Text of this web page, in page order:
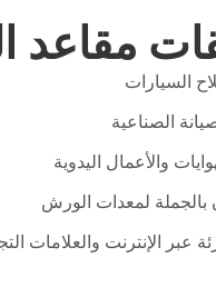
مقاعد
السيارات
الصناعية
والأعمال اليدوية
بالجملة لمعدات الورش
عبر الإنترنت والعلامات